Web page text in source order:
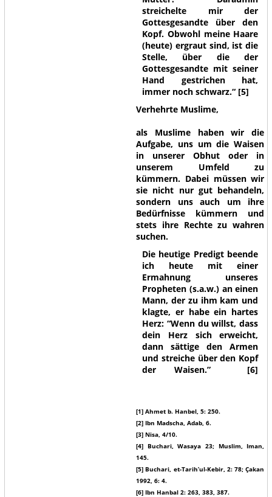
streichelte mir der
Gottesgesandte über den
Kopf. Obwohl meine Haare
(heute) ergraut sind, ist die
Stelle, über die der
Gottesgesandte mit seiner
Hand gestrichen hat,
immer noch schwarz.“ [5]
Verhehrte Muslime,
als Muslime haben wir die
Aufgabe, uns um die Waisen
in unserer Obhut oder in
unserem Umfeld zu
kümmern. Dabei müssen wir
sie nicht nur gut behandeln,
sondern uns auch um ihre
Bedürfnisse kümmern und
stets ihre Rechte zu wahren
suchen.
Die heutige Predigt beende
ich heute mit einer
Ermahnung unseres
Propheten (s.a.w.) an einen
Mann, der zu ihm kam und
klagte, er habe ein hartes
Herz: “Wenn du willst, dass
dein Herz sich erweicht,
dann sättige den Armen
und streiche über den Kopf
der Waisen.”
[6]
[1] Ahmet b. Hanbel, 5: 250.
[2] Ibn Madscha, Adab, 6.
[3] Nisa, 4/10.
[4] Buchari, Wasaya 23; Muslim, Iman,
145.
[5] Buchari, et-Tarih’ul-Kebir, 2: 78; Çakan
1992, 6: 4.
[6] Ibn Hanbal 2: 263, 383, 387.